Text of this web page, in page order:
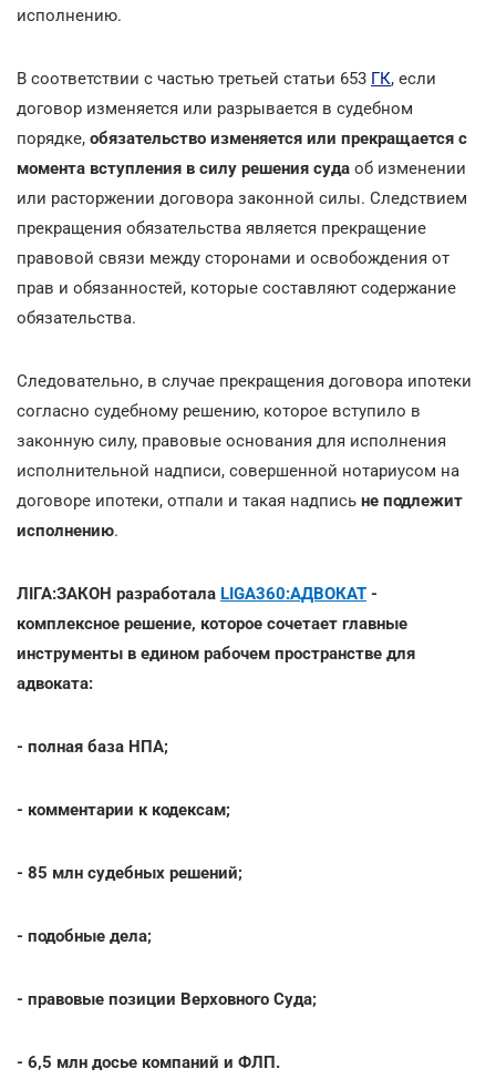
исполнению.
В соответствии с частью третьей статьи 653 ГК, если
договор изменяется или разрывается в судебном
порядке, обязательство изменяется или прекращается с
момента вступления в силу решения суда об изменении
или расторжении договора законной силы. Следствием
прекращения обязательства является прекращение
правовой связи между сторонами и освобождения от
прав и обязанностей, которые составляют содержание
обязательства.
Следовательно, в случае прекращения договора ипотеки
согласно судебному решению, которое вступило в
законную силу, правовые основания для исполнения
исполнительной надписи, совершенной нотариусом на
договоре ипотеки, отпали и такая надпись не подлежит
исполнению.
ЛІГА:ЗАКОН разработала LIGA360:АДВОКАТ -
комплексное решение, которое сочетает главные
инструменты в едином рабочем пространстве для
адвоката:
- полная база НПА;
- комментарии к кодексам;
- 85 млн судебных решений;
- подобные дела;
- правовые позиции Верховного Суда;
- 6,5 млн досье компаний и ФЛП.